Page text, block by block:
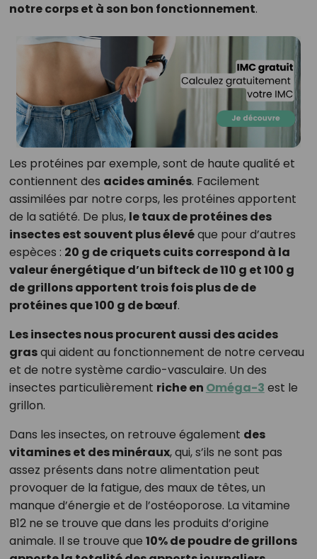
notre corps et à son bon fonctionnement.
Les protéines par exemple, sont de haute qualité et
contiennent des acides aminés. Facilement
assimilées par notre corps, les protéines apportent
de la satiété. De plus, le taux de protéines des
insectes est souvent plus élevéque pour d’autres
espèces : 20 g de criquets cuits correspond à la
valeur énergétique d’un bifteck de 110 g et 100 g
de grillons apportent trois fois plus de de
protéines que 100 g de bœuf.
Les insectes nous procurent aussi des acides
grasqui aident au fonctionnement de notre cerveau
et de notre système cardio-vasculaire. Un des
insectes particulièrement riche en Oméga-3 est le
grillon.
Dans les insectes, on retrouve également des
vitamines et des minéraux, qui, s’ils ne sont pas
assez présents dans notre alimentation peut
provoquer de la fatigue, des maux de têtes, un
manque d’énergie et de l’ostéoporose. La vitamine
B12 ne se trouve que dans les produits d’origine
animale. Il se trouve que 10% de poudre de grillons